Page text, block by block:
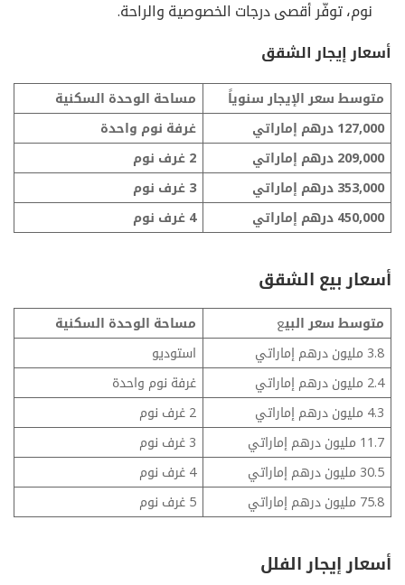
نوم، توفّر أقصى درجات الخصوصية والراحة.
أسعار إيجار الشقق
متوسط ​​سعر الإيجار سنوياً
مساحة الوحدة السكنية
127,000 درهم إماراتي
غرفة نوم واحدة
209,000 درهم إماراتي
2 غرف نوم
353,000 درهم إماراتي
3 غرف نوم
450,000 درهم إماراتي
4 غرف نوم
أسعار بيع الشقق
متوسط ​​سعر البيع
مساحة الوحدة السكنية
3.8 مليون درهم إماراتي
استوديو
2.4 مليون درهم إماراتي
غرفة نوم واحدة
4.3 مليون درهم إماراتي
2 غرف نوم
11.7 مليون درهم إماراتي
3 غرف نوم
30.5 مليون درهم إماراتي
4 غرف نوم
75.8 مليون درهم إماراتي
5 غرف نوم
أسعار إيجار الفلل